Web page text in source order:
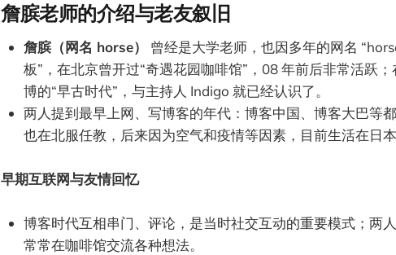
詹膑老师的介绍与老友叙旧
詹膑（网名 horse）
曾经是大学老师，也因多年的网名
板”，在北京曾开过“奇遇花园咖啡馆”，08 年前后非常活跃
博的“早古时代”，与主持人 Indigo 就已经认识了。
两人提到最早上网、写博客的年代：博客中国、博客大巴等
也在北服任教，后来因为空气和疫情等因素，目前生活在日本
早期互联网与友情回忆
博客时代互相串门、评论，是当时社交互动的重要模式；两
常常在咖啡馆交流各种想法。